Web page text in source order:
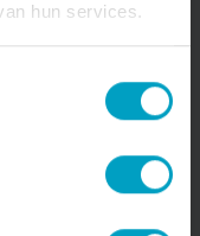
hun services.